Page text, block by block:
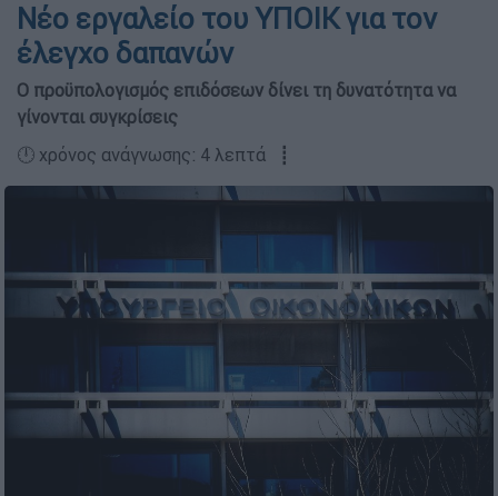
Νέο εργαλείο του ΥΠΟΙΚ για τον
έλεγχο δαπανών
Ο προϋπολογισμός επιδόσεων δίνει τη δυνατότητα να
γίνονται συγκρίσεις
🕛 χρόνος ανάγνωσης: 4 λεπτά ┋